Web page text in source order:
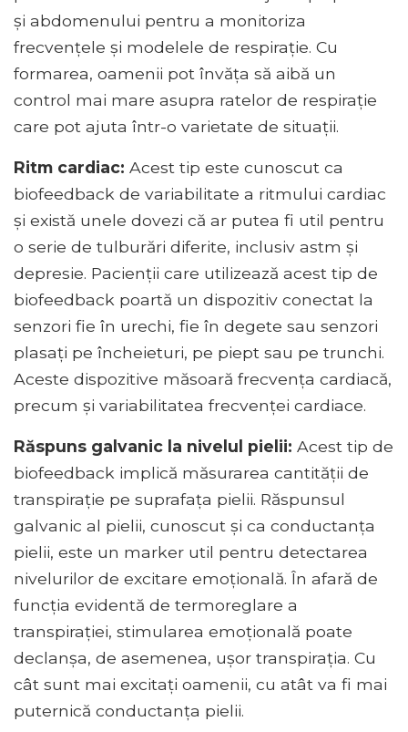
și abdomenului pentru a monitoriza
frecvențele și modelele de respirație. Cu
formarea, oamenii pot învăța să aibă un
control mai mare asupra ratelor de respirație
care pot ajuta într-o varietate de situații.
Ritm cardiac: Acest tip este cunoscut ca
biofeedback de variabilitate a ritmului cardiac
și există unele dovezi că ar putea fi util pentru
o serie de tulburări diferite, inclusiv astm și
depresie. Pacienții care utilizează acest tip de
biofeedback poartă un dispozitiv conectat la
senzori fie în urechi, fie în degete sau senzori
plasați pe încheieturi, pe piept sau pe trunchi.
Aceste dispozitive măsoară frecvența cardiacă,
precum și variabilitatea frecvenței cardiace.
Răspuns galvanic la nivelul pielii: Acest tip de
biofeedback implică măsurarea cantității de
transpirație pe suprafața pielii. Răspunsul
galvanic al pielii, cunoscut și ca conductanța
pielii, este un marker util pentru detectarea
nivelurilor de excitare emoțională. În afară de
funcția evidentă de termoreglare a
transpirației, stimularea emoțională poate
declanșa, de asemenea, ușor transpirația. Cu
cât sunt mai excitați oamenii, cu atât va fi mai
puternică conductanța pielii.